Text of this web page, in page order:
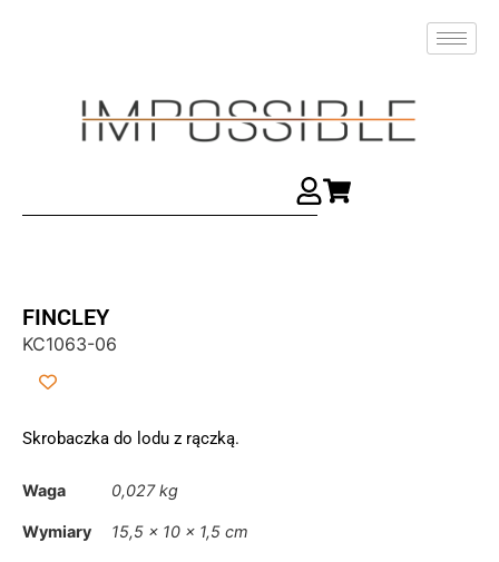
FINCLEY
KC1063-06
Skrobaczka do lodu z rączką.
Waga 0,027 kg
Wymiary 15,5 × 10 × 1,5 cm